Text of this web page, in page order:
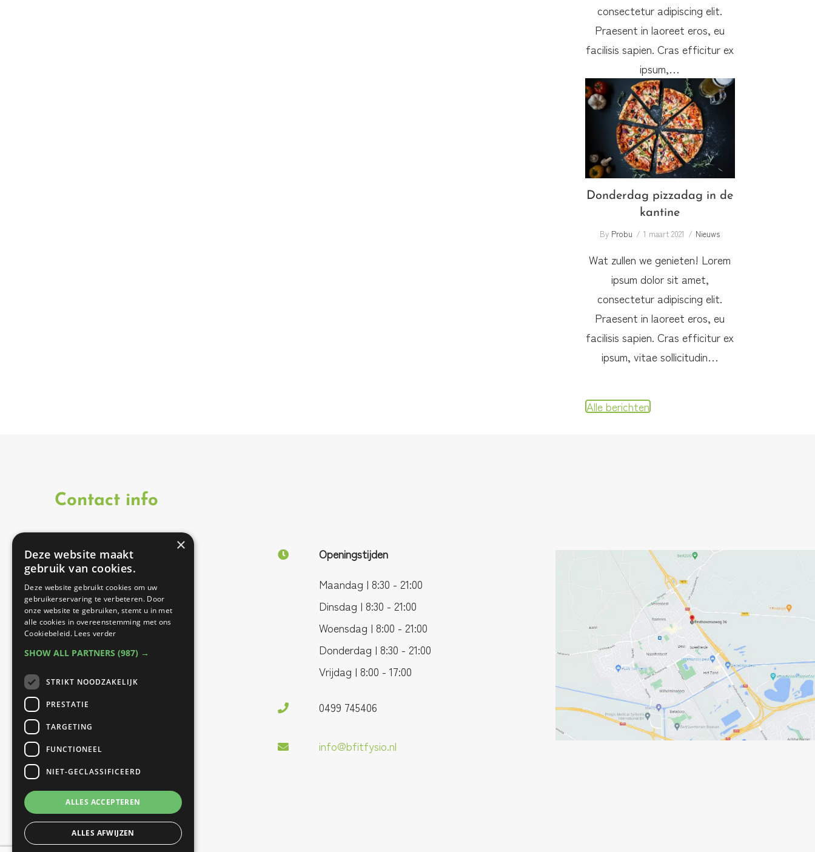
consectetur adipiscing elit.
Praesent in laoreet eros, eu
facilisis sapien. Cras efficitur ex
ipsum,…
Donderdag pizzadag in de
kantine
Donderdag pizzadag in de
kantine
By Probu 1 maart 2021 Nieuws
Wat zullen we genieten! Lorem
ipsum dolor sit amet,
consectetur adipiscing elit.
Praesent in laoreet eros, eu
facilisis sapien. Cras efficitur ex
ipsum, vitae sollicitudin…
Alle berichten
Contact info
Onze therapeuten zijn
werkzaam op twee
locaties:
Best Fit Fysiotherapie
Sporthal Naestenbest |
Prinses Beatrixlaan 27 |
5684 GJ Best
B Fit Fysio
040 Fit |
Openingstijden
Maandag | 8:30 - 21:00
Dinsdag | 8:30 - 21:00
Woensdag | 8:00 - 21:00
Donderdag | 8:30 - 21:00
Vrijdag | 8:00 - 17:00
0499 745406
info@bfitfysio.nl
×
Deze website maakt
gebruik van cookies.
Deze website gebruikt cookies om uw
gebruikerservaring te verbeteren. Door
onze website te gebruiken, stemt u in met
alle cookies in overeenstemming met ons
Cookiebeleid. Lees verder
SHOW ALL PARTNERS (987) →
STRIKT NOODZAKELIJK
PRESTATIE
TARGETING
FUNCTIONEEL
NIET-GECLASSIFICEERD
ALLES ACCEPTEREN
ALLES AFWIJZEN